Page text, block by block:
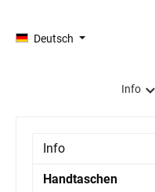
Deutsch
Info
Info
Handtaschen